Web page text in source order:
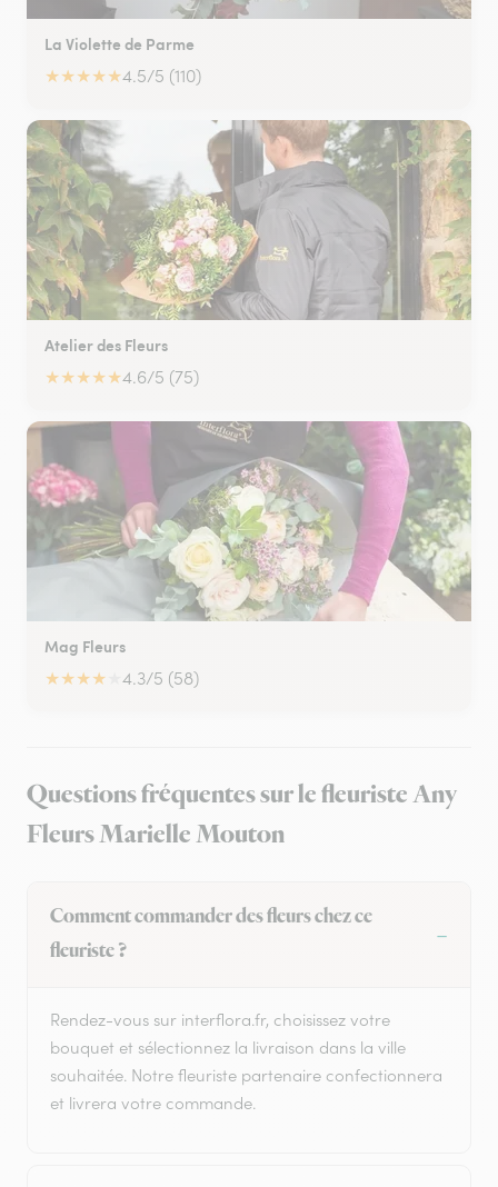
La Violette de Parme
★★★★★4.5/5 (110)
Atelier des Fleurs
★★★★★4.6/5 (75)
Mag Fleurs
★★★★ 4.3/5 (58)
Questions fréquentes sur le fleuriste Any
Fleurs Marielle Mouton
Comment commander des fleurs chez ce
fleuriste ?
Rendez-vous sur interflora.fr, choisissez votre
bouquet et sélectionnez la livraison dans la ville
souhaitée. Notre fleuriste partenaire confectionnera
et livrera votre commande.